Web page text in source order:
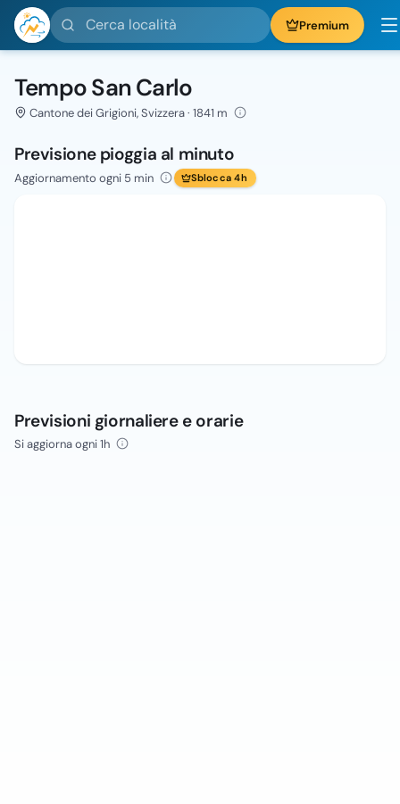
Cerca località Premium
Tempo San Carlo
Cantone dei Grigioni, Svizzera · 1841 m
Previsione pioggia al minuto
Aggiornamento ogni 5 min Sblocca 4h
Previsioni giornaliere e orarie
Si aggiorna ogni 1h